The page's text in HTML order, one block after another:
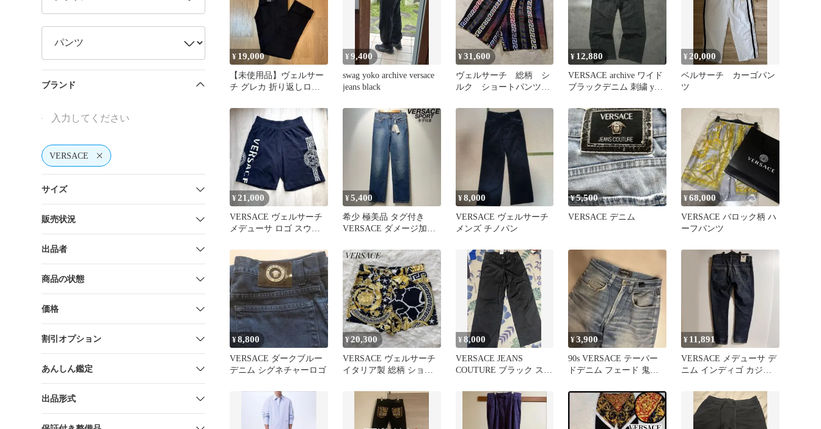
ブランド
VERSACE
サイズ
販売状況
出品者
商品の状態
価格
割引オプション
あんしん鑑定
出品形式
¥ 19,000
【未使用品】ヴェルサー
チ グレカ 折り返しロゴ
ク
¥9,400
swag yoko archive versace
jeans black
¥31,600
ヴェルサーチ 総柄 シ
ルク ショートパンツ
ズ グレカ柄
¥ 12,880
VERSACE archive ワイド
ブラックデニム 刺繍 y2k
¥ 20,000
ベルサーチ カーゴパン
ツ
¥21,000
VERSACE ヴェルサーチ
メデューサ ロゴ スウェ
¥5,400
希少 極美品 タグ付き
VERSACE ダメージ加工
¥8,000
VERSACE ヴェルサーチ
メンズ チノパン
¥5,500
VERSACE デニム
¥68,000
VERSACE バロック柄 ハ
ーフパンツ
¥8,800
VERSACE ダークブルー
デニム シグネチャーロゴ
¥20,300
VERSACE ヴェルサーチ
イタリア製 総柄 ショー
¥8,000
VERSACE JEANS
COUTURE ブラック スラ
¥3,900
90s VERSACE テーパー
ドデニム フェード 鬼ヒ
¥ 11,891
VERSACE メデューサ デ
ニム インディゴ カジュ